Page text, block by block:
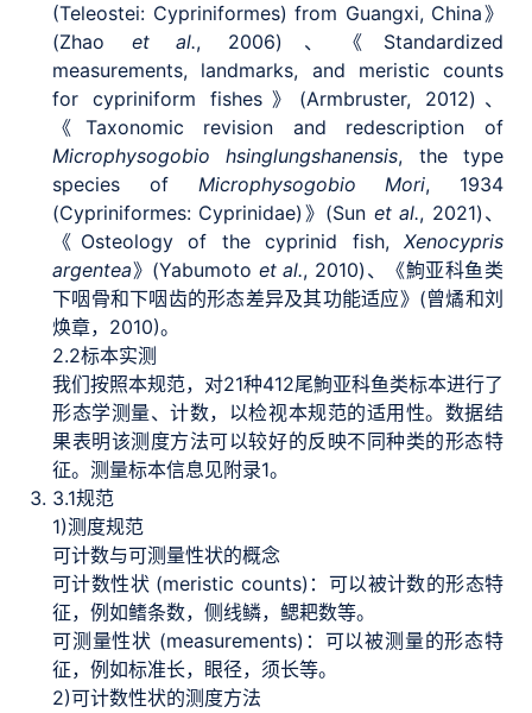
(Teleostei: Cypriniformes) from Guangxi, China》
(Zhao et al., 2006)、《Standardized
measurements, landmarks, and meristic counts
for cypriniform fishes》(Armbruster, 2012)、
《Taxonomic revision and redescription of
Microphysogobio hsinglungshanensis, the type
species of Microphysogobio Mori, 1934
(Cypriniformes: Cyprinidae)》(Sun et al., 2021)、
《Osteology of the cyprinid fish, Xenocypris
argentea》(Yabumoto et al., 2010)、《鮈亚科鱼类
下咽骨和下咽齿的形态差异及其功能适应》(曾燏和刘
焕章，2010)。
2.2标本实测
我们按照本规范，对21种412尾鮈亚科鱼类标本进行了
形态学测量、计数，以检视本规范的适用性。数据结
果表明该测度方法可以较好的反映不同种类的形态特
征。测量标本信息见附录1。
规范
3.1
测度规范
1)
可计数与可测量性状的概念
可计数性状 (meristic counts)：可以被计数的形态特
征，例如鳍条数，侧线鳞，鳃耙数等。
可测量性状 (measurements)：可以被测量的形态特
征，例如标准长，眼径，须长等。
2)可计数性状的测度方法